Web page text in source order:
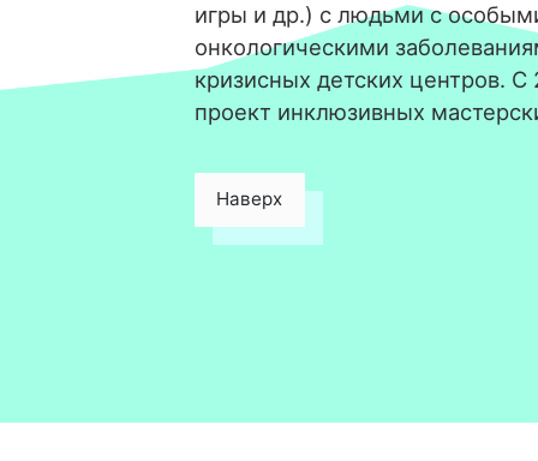
игры и др.) с людьми с
онкологическими
кризисных детских центров.
проект инклюзивных
Наверх